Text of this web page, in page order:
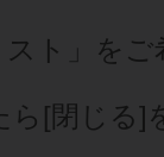
ト」を
[閉じる]